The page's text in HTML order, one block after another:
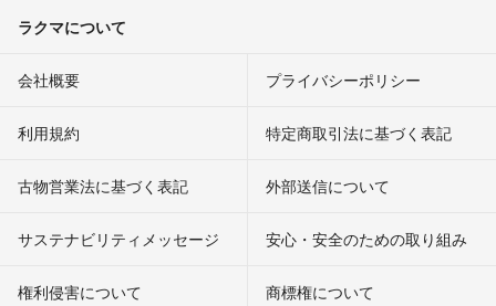
ラクマについて
会社概要 プライバシーポリシー
利用規約 特定商取引法に基づく表記
古物営業法に基づく表記 外部送信について
サステナビリティメッセージ 安心・安全のための取り組み
権利侵害について
商標権について